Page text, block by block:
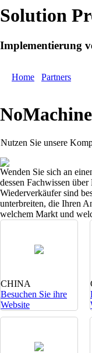
Solution
Implementierung
Home Partners
Nutzen Sie unsere
Wenden Sie sich an
dessen Fachwissen
Wiederverkäufer sind
unterbreiten, die Ihren
welchem Markt und
CHINA
Besuchen Sie ihre
Website